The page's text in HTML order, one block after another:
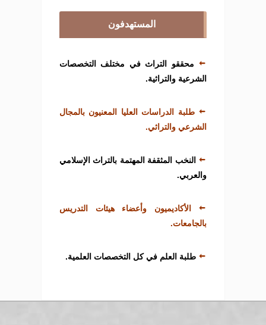
المستهدفون
محققو التراث في مختلف التخصصات
الشرعية والتراثية.
طلبة الدراسات العليا المعنيون بالمجال
الشرعي والتراثي.
النخب المثقفة المهتمة بالتراث الإسلامي
والعربي.
الأكاديميون وأعضاء هيئات التدريس
بالجامعات.
طلبة العلم في كل التخصصات العلمية.